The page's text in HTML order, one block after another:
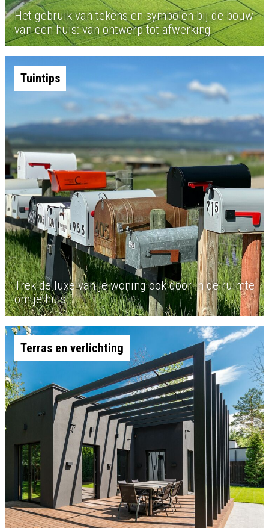
Het gebruik van tekens en symbolen bij de bouw
van een huis: van ontwerp tot afwerking
Tuintips
Trek de luxe van je woning ook door in de ruimte
om je huis
Terras en verlichting